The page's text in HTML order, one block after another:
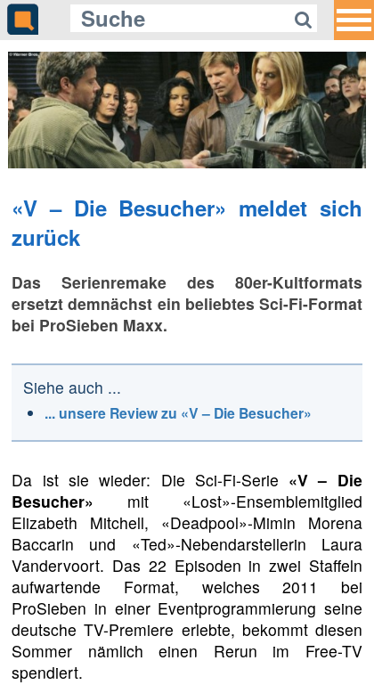
Gleich auf Quotenmeter:
Tango zwischen Lifestyle und
Authentizität
«V – Die Besucher» meldet sich
zurück
Das Serienremake des 80er-Kultformats
ersetzt demnächst ein beliebtes Sci-Fi-Format
bei ProSieben Maxx.
Siehe auch ...
... unsere Review zu «V – Die Besucher»
Da ist sie wieder: Die Sci-Fi-Serie «V – Die
Besucher» mit «Lost»-Ensemblemitglied
Elizabeth Mitchell, «Deadpool»-Mimin Morena
Baccarin und «Ted»-Nebendarstellerin Laura
Vandervoort. Das 22 Episoden in zwei Staffeln
aufwartende Format, welches 2011 bei
ProSieben in einer Eventprogrammierung seine
deutsche TV-Premiere erlebte, bekommt diesen
Sommer nämlich einen Rerun im Free-TV
spendiert.